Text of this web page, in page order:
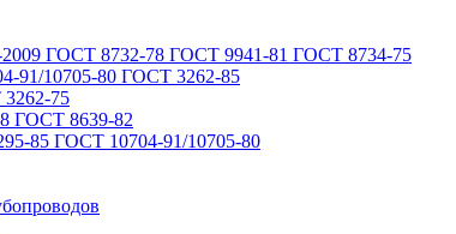
ГОСТ 8732-78 ГОСТ 9941-81 ГОСТ 8734-75
91/10705-80 ГОСТ 3262-85
75
ГОСТ 8639-82
85 ГОСТ 10704-91/10705-80